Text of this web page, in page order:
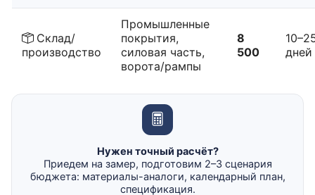
Склад/
производство
Промышленные
покрытия,
силовая часть,
ворота/рампы
8
500
дней
Нужен точный расчёт?
Приедем на замер, подготовим 2–3 сценария
бюджета: материалы-аналоги, календарный план,
спецификация.